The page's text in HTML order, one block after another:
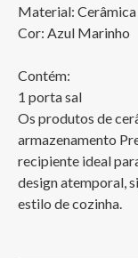
Material: Cerâmica
Cor: Azul Marinho
Contém:
1 porta sal
Os produtos de
armazenamento
recipiente ideal
design atemporal,
estilo de cozinha.